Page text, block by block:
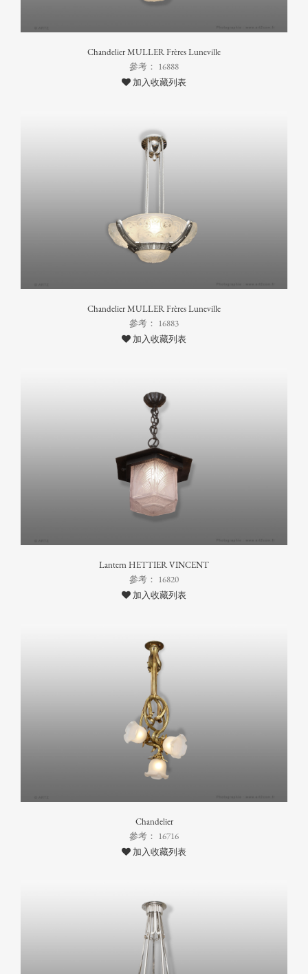
Chandelier MULLER Frères Luneville
參考： 16888
加入收藏列表
Chandelier MULLER Frères Luneville
參考： 16883
加入收藏列表
Lantern HETTIER VINCENT
參考： 16820
加入收藏列表
Chandelier
參考： 16716
加入收藏列表